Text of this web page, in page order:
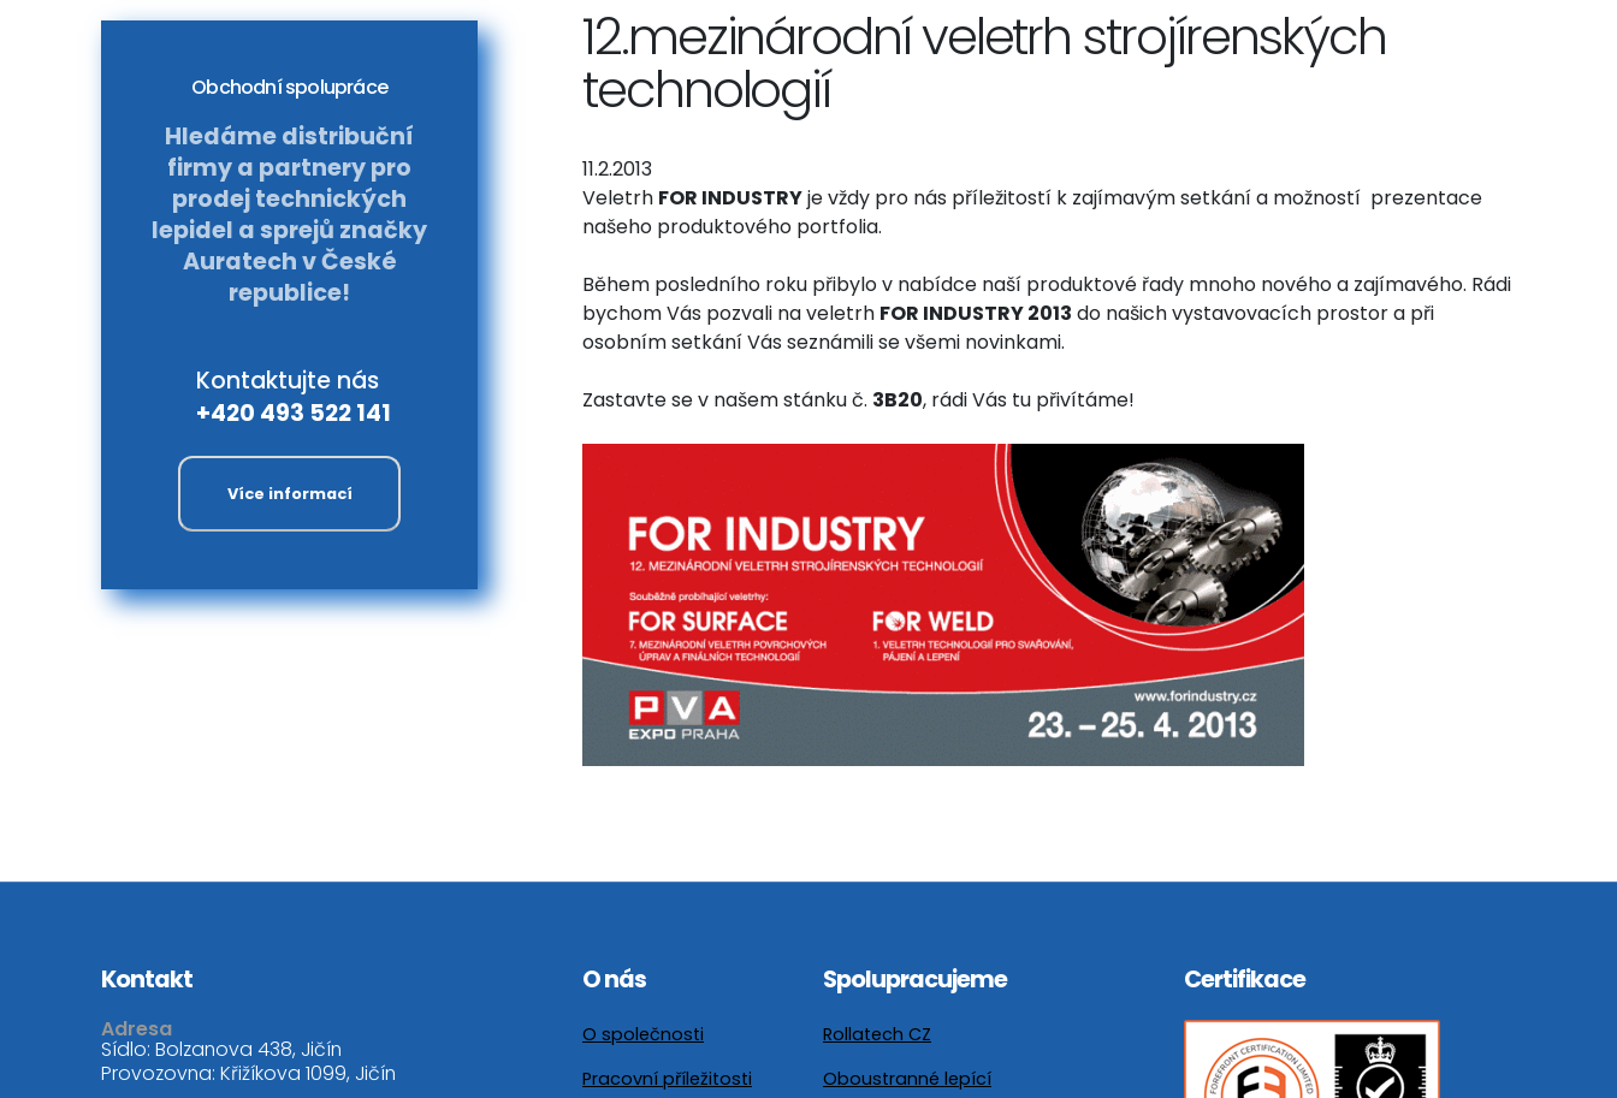
12.mezinárodní veletrh strojírenských
technologií
11.2.2013
Veletrh FOR INDUSTRYje vždy pro nás příležitostí k zajímavým setkání a možností prezentace
našeho produktového portfolia.
Během posledního roku přibylo v nabídce naší produktové řady mnoho nového a zajímavého. Rádi
bychom Vás pozvali na veletrh FOR INDUSTRY 2013 do našich vystavovacích prostor a při
osobním setkání Vás seznámili se všemi novinkami.
Zastavte se v našem stánku č. 3B20, rádi Vás tu přivítáme!
Obchodní spolupráce
Hledáme distribuční
firmy a partnery pro
prodej technických
lepidel a sprejů značky
Auratech v České
republice!
Kontaktujte nás
+420 493 522 141
Více informací
Kontakt
Adresa
Sídlo: Bolzanova 438, Jičín
Provozovna: Křižíkova 1099, Jičín
O nás
O společnosti
Pracovní příležitosti
Spolupracujeme
Rollatech CZ
Oboustranné lepící
Certifikace